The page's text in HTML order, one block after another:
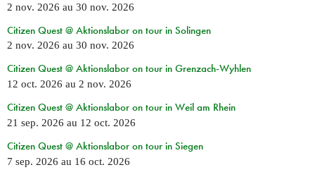
2 nov. 2026 au 30 nov. 2026
Citizen Quest @ Aktionslabor on tour in Solingen
2 nov. 2026 au 30 nov. 2026
Citizen Quest @ Aktionslabor on tour in Grenzach-Wyhlen
12 oct. 2026 au 2 nov. 2026
Citizen Quest @ Aktionslabor on tour in Weil am Rhein
21 sep. 2026 au 12 oct. 2026
Citizen Quest @ Aktionslabor on tour in Siegen
7 sep. 2026 au 16 oct. 2026